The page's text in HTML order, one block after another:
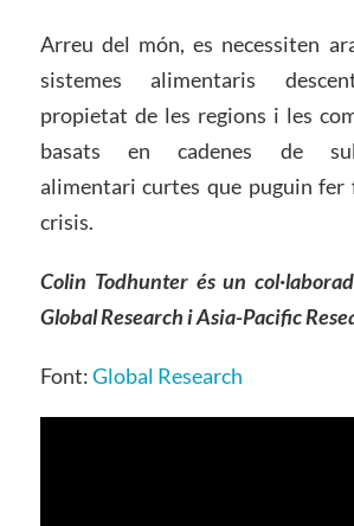
Arreu del món, es necessiten
sistemes alimentaris
propietat de les regions i les
basats en cadenes de
alimentari curtes que puguin
crisis.
Colin Todhunter és un
Global Research i Asia-Pacific
Font:Global Research